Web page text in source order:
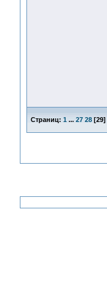
Страниц: 1 ... 27 28[29]